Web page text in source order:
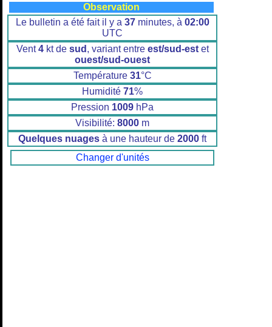
Observation
Le bulletin a été fait il y a 37minutes, à 02:00
UTC
Vent4kt de sud , variant entre est/sud-estet
ouest/sud-ouest
Température 31°C
Humidité 71%
Pression 1009 hPa
Visibilité: 8000 m
Quelques nuages à une hauteur de 2000 ft
Changer d'unités